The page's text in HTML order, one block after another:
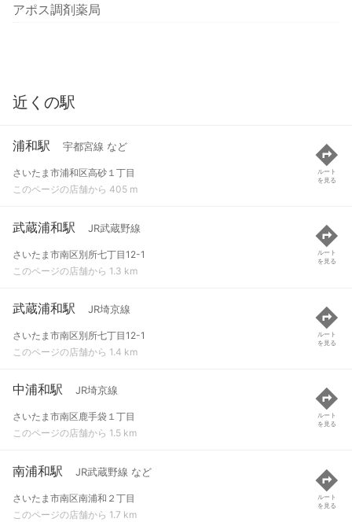
アポス調剤薬局
近くの駅
浦和駅 宇都宮線 など
さいたま市浦和区高砂１丁目
このページの店舗から 405 m
ルート
を見る
武蔵浦和駅 JR武蔵野線
さいたま市南区別所七丁目12-1
このページの店舗から 1.3 km
ルート
を見る
武蔵浦和駅 JR埼京線
さいたま市南区別所七丁目12-1
このページの店舗から 1.4 km
ルート
を見る
中浦和駅 JR埼京線
さいたま市南区鹿手袋１丁目
このページの店舗から 1.5 km
ルート
を見る
南浦和駅 JR武蔵野線 など
さいたま市南区南浦和２丁目
このページの店舗から 1.7 km
ルート
を見る